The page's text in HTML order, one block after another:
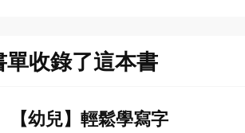
單收錄了這本書
【幼兒】輕鬆學寫字